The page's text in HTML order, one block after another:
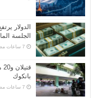
الدولار
الجلسة
بانكوك